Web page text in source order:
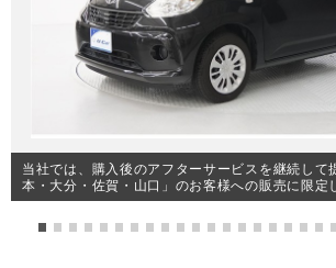
当社では、購入後のアフターサービスを継続して
本・大分・佐賀・山口」のお客様への販売に限定